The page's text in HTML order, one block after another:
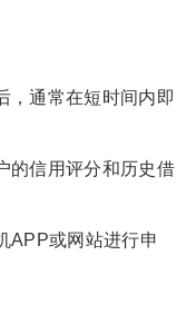
，通常在短时间内即
的信用评分和历史借
APP或网站进行申